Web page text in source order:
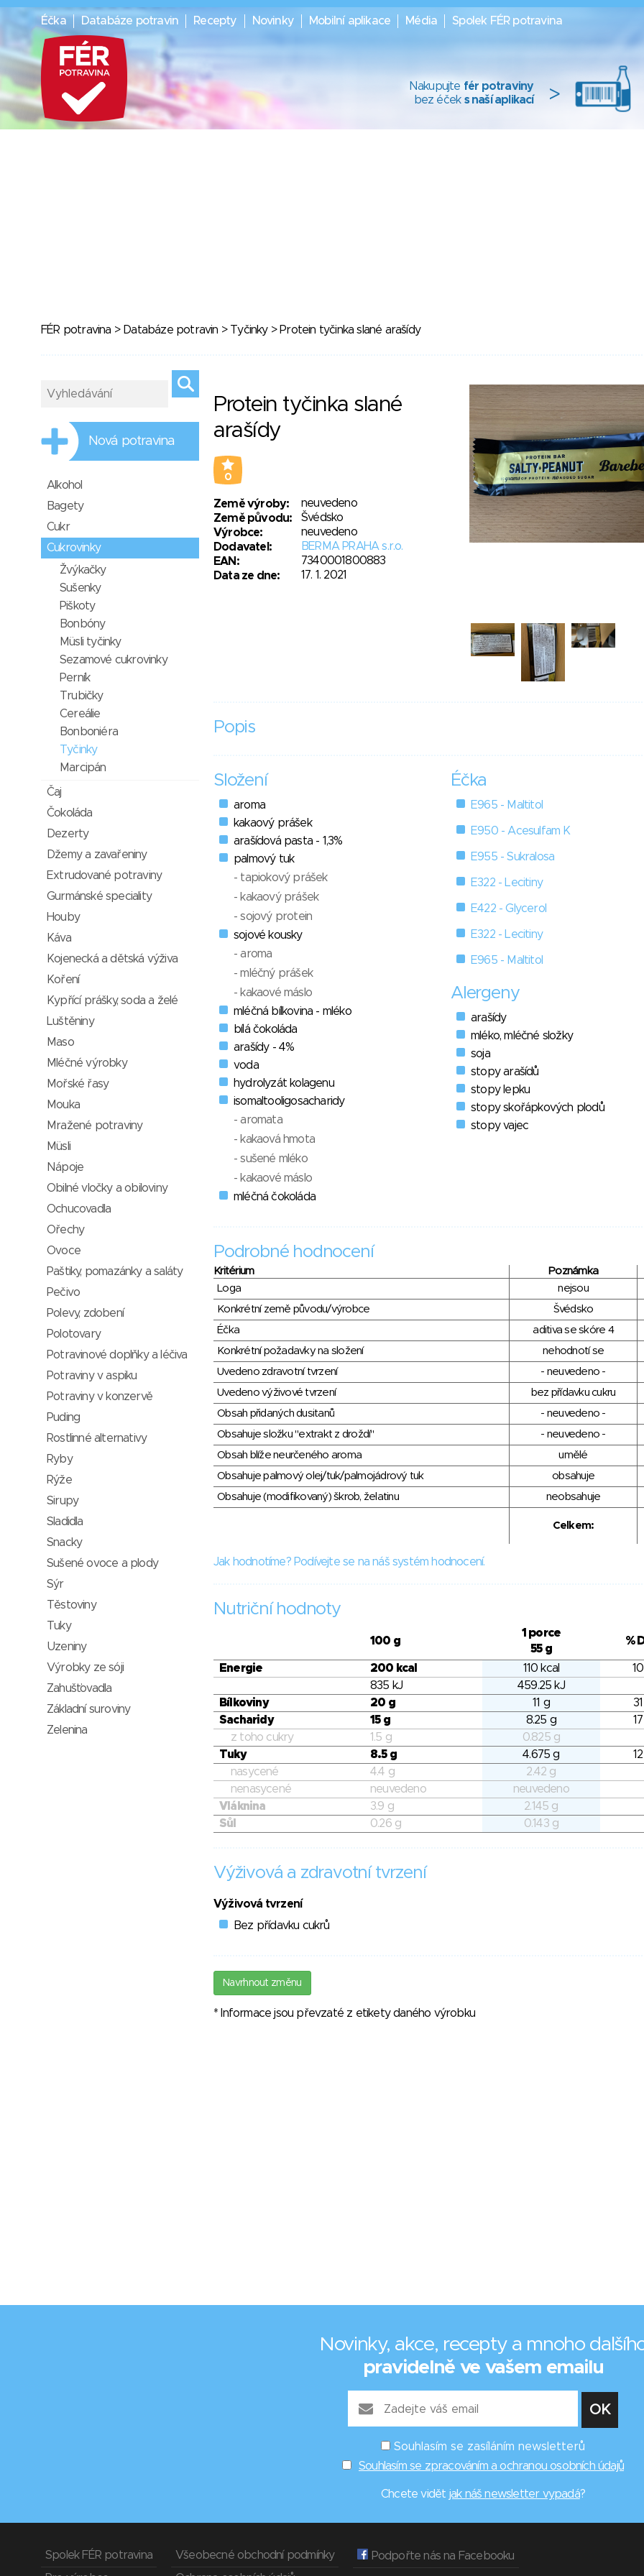
Éčka Databáze potravin Recepty Novinky Mobilní aplikace Média Spolek FÉR potravina
Nakupujte fér potraviny
bez éček s naší aplikací >
FÉR potravina > Databáze potravin > Tyčinky> Protein tyčinka slané arašídy
Protein tyčinka slané
arašídy
0
Země výroby:
neuvedeno
Země původu:
Švédsko
Výrobce:
neuvedeno
Dodavatel:
BERMA PRAHA s.r.o.
EAN:
7340001800883
Data ze dne:
17. 1. 2021
Popis
Složení
aroma
kakaový prášek
arašídová pasta - 1,3%
palmový tuk
- tapiokový prášek
- kakaový prášek
- sojový protein
sojové kousky
- aroma
- mléčný prášek
- kakaové máslo
mléčná bílkovina - mléko
bílá čokoláda
arašídy - 4%
voda
hydrolyzát kolagenu
isomaltooligosacharidy
- aromata
- kakaová hmota
- sušené mléko
- kakaové máslo
mléčná čokoláda
Éčka
E965 - Maltitol
E950 - Acesulfam K
E955 - Sukralosa
E322 - Lecitiny
E422 - Glycerol
E322 - Lecitiny
E965 - Maltitol
Alergeny
arašídy
mléko, mléčné složky
soja
stopy arašídů
stopy lepku
stopy skořápkových plodů
stopy vajec
Podrobné hodnocení
Kritérium
Poznámka
Loga
nejsou
Konkrétní země původu/výrobce
Švédsko
Éčka
aditiva se skóre 4
Konkrétní požadavky na složení
nehodnotí se
Uvedeno zdravotní tvrzení
- neuvedeno -
Uvedeno výživové tvrzení
bez přídavku cukru
Obsah přidaných dusitanů
- neuvedeno -
Obsahuje složku "extrakt z droždí"
- neuvedeno -
Obsah blíže neurčeného aroma
umělé
Obsahuje palmový olej/tuk/palmojádrový tuk
obsahuje
Obsahuje (modifikovaný) škrob, želatinu
neobsahuje
Celkem:
Jak hodnotíme? Podívejte se na náš systém hodnocení.
Nutriční hodnoty
100 g
1 porce
55 g
%
Energie 200 kcal 110 kcal
835 kJ
459.25 kJ
Bílkoviny
20 g 11 g
Sacharidy
15 g 8.25 g
z toho cukry
1.5 g
0.825 g
Tuky
8.5 g 4.675 g
nasycené
4.4 g
2.42 g
nenasycené
neuvedeno
neuvedeno
Vláknina
3.9 g
2.145 g
Sůl
0.26 g 0.143 g
Výživová a zdravotní tvrzení
Výživová tvrzení
Bez přídavku cukrů
Navrhnout změnu
* Informace jsou převzaté z etikety daného výrobku
Nová potravina
Alkohol
Bagety
Cukr
Cukrovinky
Žvýkačky
Sušenky
Piškoty
Bonbóny
Müsli tyčinky
Sezamové cukrovinky
Perník
Trubičky
Cereálie
Bonboniéra
Tyčinky
Marcipán
Čaj
Čokoláda
Dezerty
Džemy a zavařeniny
Extrudované potraviny
Gurmánské speciality
Houby
Káva
Kojenecká a dětská výživa
Koření
Kypřící prášky, soda a želé
Luštěniny
Maso
Mléčné výrobky
Mořské řasy
Mouka
Mražené potraviny
Müsli
Nápoje
Obilné vločky a obiloviny
Ochucovadla
Ořechy
Ovoce
Paštiky, pomazánky a saláty
Pečivo
Polevy, zdobení
Polotovary
Potravinové doplňky a léčiva
Potraviny v aspiku
Potraviny v konzervě
Puding
Rostlinné alternativy
Ryby
Rýže
Sirupy
Sladidla
Snacky
Sušené ovoce a plody
Sýr
Těstoviny
Tuky
Uzeniny
Výrobky ze sóji
Zahušťovadla
Základní suroviny
Zelenina
Novinky, akce, recepty a mnoho
pravidelně ve vašem emailu
Souhlasím se zasíláním newsletterů
Souhlasím se zpracováním a ochranou osobních údajů
Chcete vidět jak náš newsletter vypadá?
Spolek FÉR potravina
Všeobecné obchodní podmínky
Podpořte nás na Facebooku